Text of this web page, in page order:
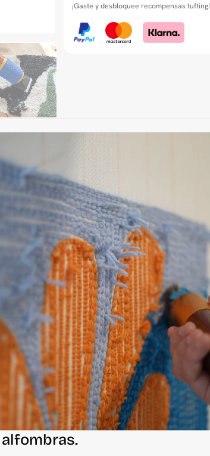
¡Gaste y desbloquee recompensas tufting!